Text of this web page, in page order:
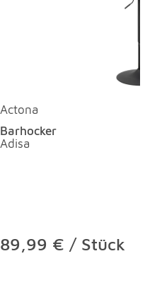
Actona
Barhocker
Adisa
89,99 € / Stück